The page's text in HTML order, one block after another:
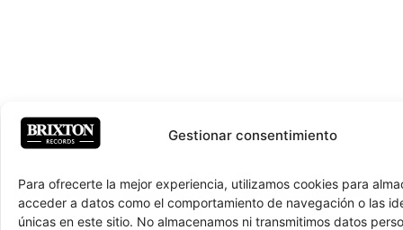
Gestionar consentimiento
Para ofrecerte la mejor experiencia, utilizamos cookies para
acceder a datos como el comportamiento de navegación o las
únicas en este sitio. No almacenamos ni transmitimos datos